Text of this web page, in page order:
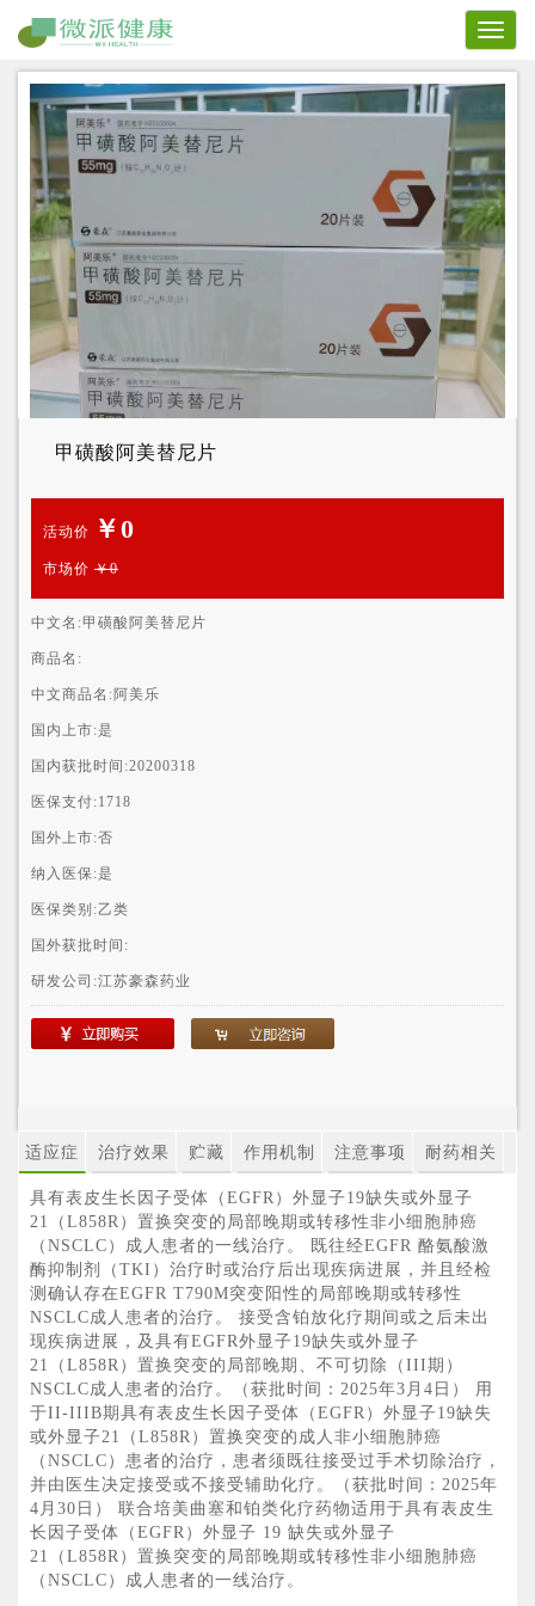
Toggle
甲磺酸阿美替尼片
活动价 ￥0
市场价 ￥0
中文名:甲磺酸阿美替尼片
商品名:
中文商品名:阿美乐
国内上市:是
国内获批时间:20200318
医保支付:1718
国外上市:否
纳入医保:是
医保类别:乙类
国外获批时间:
研发公司:江苏豪森药业
适应症 治疗效果 贮藏 作用机制 注意事项 耐药相关
具有表皮生长因子受体（EGFR）外显子19缺失或外显子
21（L858R）置换突变的局部晚期或转移性非小细胞肺癌
（NSCLC）成人患者的一线治疗。 既往经EGFR 酪氨酸激
酶抑制剂（TKI）治疗时或治疗后出现疾病进展，并且经检
测确认存在EGFR T790M突变阳性的局部晚期或转移性
NSCLC成人患者的治疗。 接受含铂放化疗期间或之后未出
现疾病进展，及具有EGFR外显子19缺失或外显子
21（L858R）置换突变的局部晚期、不可切除（III期）
NSCLC成人患者的治疗。（获批时间：2025年3月4日） 用
于II-IIIB期具有表皮生长因子受体（EGFR）外显子19缺失
或外显子21（L858R）置换突变的成人非小细胞肺癌
（NSCLC）患者的治疗，患者须既往接受过手术切除治疗，
并由医生决定接受或不接受辅助化疗。（获批时间：2025年
4月30日） 联合培美曲塞和铂类化疗药物适用于具有表皮生
长因子受体（EGFR）外显子 19 缺失或外显子
21（L858R）置换突变的局部晚期或转移性非小细胞肺癌
（NSCLC）成人患者的一线治疗。